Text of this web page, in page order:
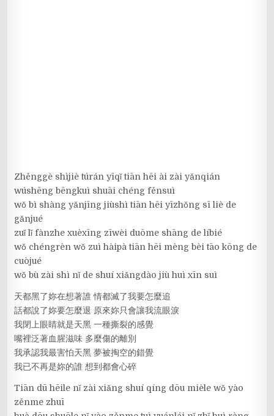
Zhěnggè shìjiè túrán yīqǐ tiān hēi ài zài yǎnqián
wúshēng bēngkuì shuāi chéng fěnsuì
wǒ bì shàng yǎnjīng jiùshì tiān hēi yīzhǒng sī liè de
gǎnjué
zuǐ lǐ fànzhe xuèxīng zīwèi duōme shāng de líbié
wǒ chéngrèn wǒ zuì hàipà tiān hēi mèng bèi tāo kōng de
cuòjué
wǒ bù zài shì nǐ de shuí xiǎngdào jiù huì xīn suì
天都黑了妳在想著誰 情都滅了我要怎麼追
話都說了妳要怎麼退 原來妳只會讓我流眼淚
我閉上眼睛就是天黑 一種撕裂的感覺
嘴裡泛著血腥滋味 多麼傷的離別
我承認我最害怕天黑 夢被掏空的錯覺
我已不再是妳的誰 想到都會心碎
Tiān dū hēile nǐ zài xiǎng shuí qíng dōu mièle wǒ yào
zěnme zhuī